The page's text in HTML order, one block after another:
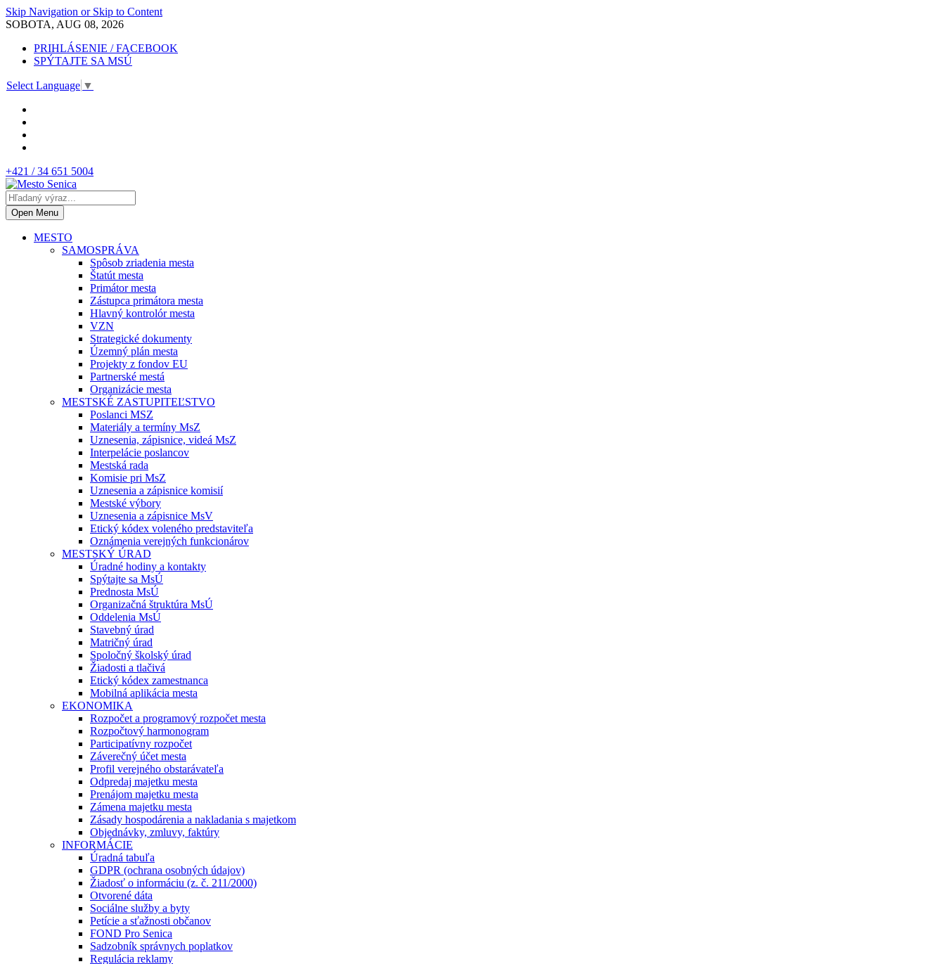
Skip Navigation or Skip to Content
SOBOTA, AUG 08, 2026
PRIHLÁSENIE / FACEBOOK
SPÝTAJTE SA MSÚ
Select Language ▼
+421 / 34 651 5004
Open Menu
MESTO
SAMOSPRÁVA
Spôsob zriadenia mesta
Štatút mesta
Primátor mesta
Zástupca primátora mesta
Hlavný kontrolór mesta
VZN
Strategické dokumenty
Územný plán mesta
Projekty z fondov EU
Partnerské mestá
Organizácie mesta
MESTSKÉ ZASTUPITEĽSTVO
Poslanci MSZ
Materiály a termíny MsZ
Uznesenia, zápisnice, videá MsZ
Interpelácie poslancov
Mestská rada
Komisie pri MsZ
Uznesenia a zápisnice komisií
Mestské výbory
Uznesenia a zápisnice MsV
Etický kódex voleného predstaviteľa
Oznámenia verejných funkcionárov
MESTSKÝ ÚRAD
Úradné hodiny a kontakty
Spýtajte sa MsÚ
Prednosta MsÚ
Organizačná štruktúra MsÚ
Oddelenia MsÚ
Stavebný úrad
Matričný úrad
Spoločný školský úrad
Žiadosti a tlačivá
Etický kódex zamestnanca
Mobilná aplikácia mesta
EKONOMIKA
Rozpočet a programový rozpočet mesta
Rozpočtový harmonogram
Participatívny rozpočet
Záverečný účet mesta
Profil verejného obstarávateľa
Odpredaj majetku mesta
Prenájom majetku mesta
Zámena majetku mesta
Zásady hospodárenia a nakladania s majetkom
Objednávky, zmluvy, faktúry
INFORMÁCIE
Úradná tabuľa
GDPR (ochrana osobných údajov)
Žiadosť o informáciu (z. č. 211/2000)
Otvorené dáta
Sociálne služby a byty
Petície a sťažnosti občanov
FOND Pro Senica
Sadzobník správnych poplatkov
Regulácia reklamy